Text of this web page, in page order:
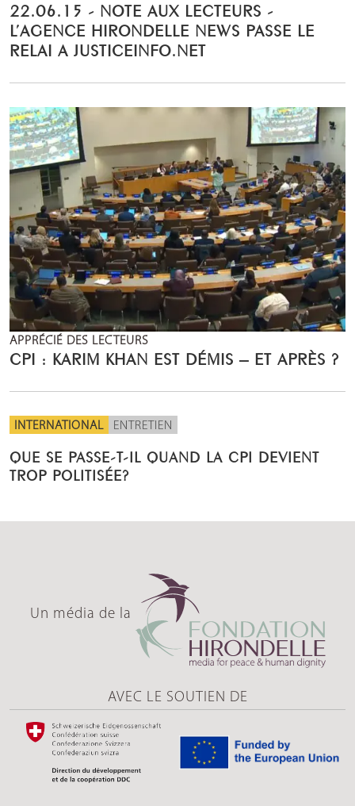
22.06.15 - NOTE AUX LECTEURS -
L’AGENCE HIRONDELLE NEWS PASSE LE
RELAI A JUSTICEINFO.NET
APPRÉCIÉ DES LECTEURS
CPI : KARIM KHAN EST DÉMIS – ET APRÈS ?
INTERNATIONAL ENTRETIEN
QUE SE PASSE-T-IL QUAND LA CPI DEVIENT
TROP POLITISÉE?
Un média de la
AVEC LE SOUTIEN DE